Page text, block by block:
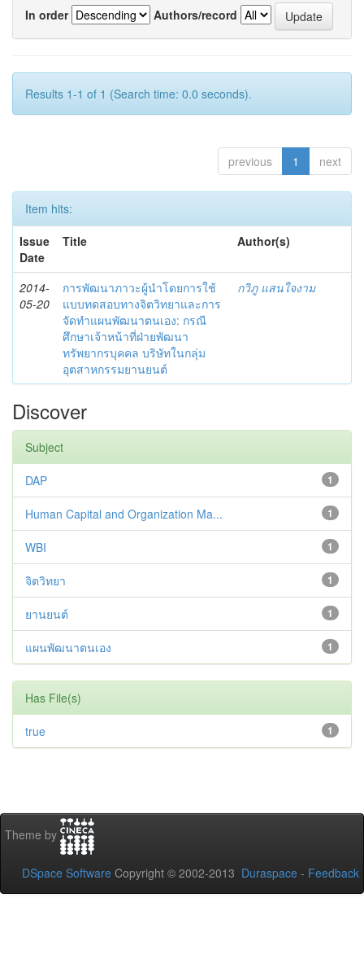
In order
Authors/record
Results 1-1 of 1 (Search time: 0.0 seconds).
previous 1 next
Item hits:
Issue
Date
Title Author(s)
2014-
05-20
การพัฒนาภาวะผู้นำโดยการใช้
แบบทดสอบทางจิตวิทยาและการ
จัดทำแผนพัฒนาตนเอง: กรณี
ศึกษาเจ้าหน้าที่ฝ่ายพัฒนา
ทรัพยากรบุคคล บริษัทในกลุ่ม
อุตสาหกรรมยานยนต์
กวิภู แสนใจงาม
Discover
Subject
1
DAP
1
Human Capital and Organization Ma...
1
WBI
1
จิตวิทยา
1
ยานยนต์
1
แผนพัฒนาตนเอง
Has File(s)
1
true
Theme by
DSpace Software Copyright © 2002-2013 Duraspace - Feedback